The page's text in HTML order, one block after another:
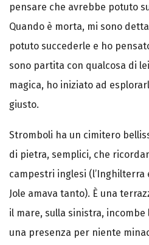
pensare che avrebbe potuto
Quando è morta, mi sono
potuto succederle e ho
sono partita con qualcosa di
magica, ho iniziato ad
giusto.
Stromboli ha un cimitero
di pietra, semplici, che
campestri inglesi (l’Inghilterra
Jole amava tanto). È una
il mare, sulla sinistra,
una presenza per niente